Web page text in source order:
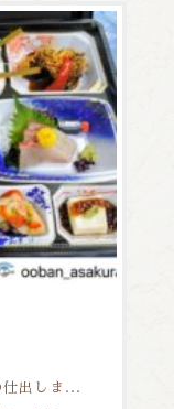
仕出しま...